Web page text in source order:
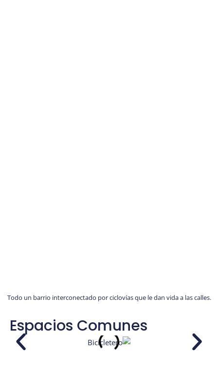
Todo un barrio interconectado por ciclovías que le dan vida a las calles.
Espacios Comunes